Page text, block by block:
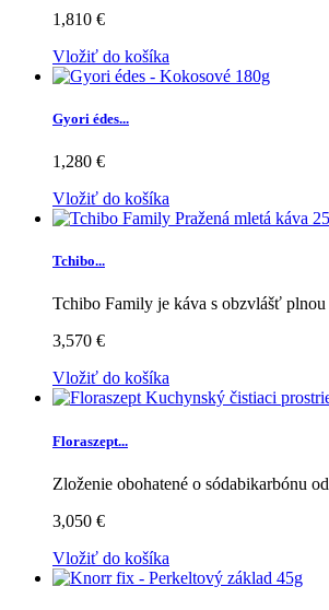
1,810 €
Vložiť do košíka
Gyori édes...
1,280 €
Vložiť do košíka
Tchibo...
Tchibo Family je káva s obzvlášť plnou
3,570 €
Vložiť do košíka
Floraszept...
Zloženie obohatené o sódabikarbónu
3,050 €
Vložiť do košíka